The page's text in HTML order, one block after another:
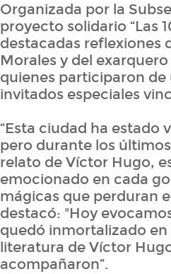
Organizada por la
proyecto solidario “Las
destacadas reflexiones
Morales y del
quienes participaron
invitados especiales
“Esta ciudad ha estado
pero durante los
relato de Víctor Hugo,
emocionado en cada
mágicas que perduran
destacó: "Hoy
quedó inmortalizado
literatura de Víctor
acompañaron”.